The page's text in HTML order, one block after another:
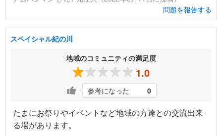
問題を報告する
スペイシャル紀の川
地域のコミュニティの満足度
1.0
参考になった 0
たまにお祭りやイベントなど地域の方達との交流出来
る場があります。